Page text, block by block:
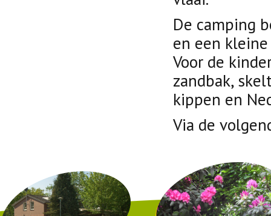
De camping
en een
Voor de
zandbak,
kippen en
Via de